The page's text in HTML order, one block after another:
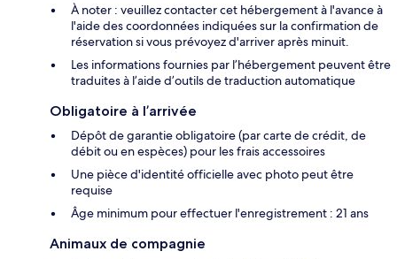
À noter : veuillez contacter cet hébergement à l'avance à
l'aide des coordonnées indiquées sur la confirmation de
réservation si vous prévoyez d'arriver après minuit.
Les informations fournies par l’hébergement peuvent être
traduites à l’aide d’outils de traduction automatique
Obligatoire à l’arrivée
Dépôt de garantie obligatoire (par carte de crédit, de
débit ou en espèces) pour les frais accessoires
Une pièce d'identité officielle avec photo peut être
requise
Âge minimum pour effectuer l'enregistrement : 21 ans
Animaux de compagnie